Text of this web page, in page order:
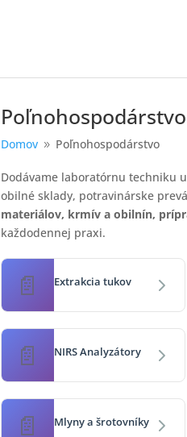
Poľnohospodárstvo
Domov 9 Poľnohospodárstvo
Dodávame laboratórnu techniku
obilné sklady, potravinárske
materiálov, krmív a obilnín,
každodennej praxi.
Extrakcia tukov
NIRS Analyzátory
Mlyny a šrotovníky